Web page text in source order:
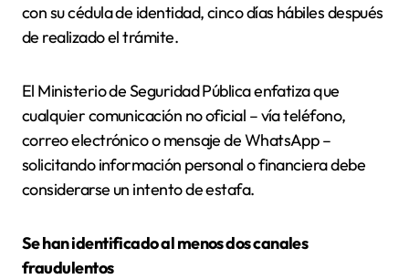
con su cédula de identidad, cinco días hábiles después
de realizado el trámite.
El Ministerio de Seguridad Pública enfatiza que
cualquier comunicación no oficial – vía teléfono,
correo electrónico o mensaje de WhatsApp –
solicitando información personal o financiera debe
considerarse un intento de estafa.
Se han identificado al menos dos canales
fraudulentos